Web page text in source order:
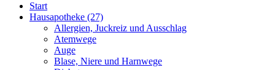
Start
Hausapotheke (27)
Allergien, Juckreiz und Ausschlag
Atemwege
Auge
Blase, Niere und Harnwege